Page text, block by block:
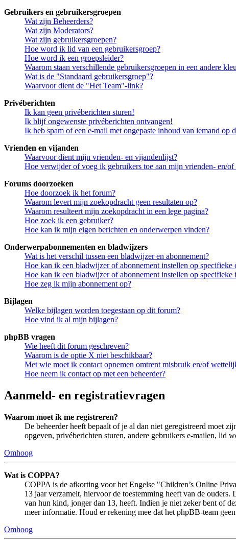
Gebruikers en gebruikersgroepen
Wat zijn Beheerders?
Wat zijn Moderators?
Wat zijn gebruikersgroepen?
Hoe word ik lid van een gebruikersgroep?
Hoe word ik een groepsleider?
Waarom staan verschillende gebruikersgroepen in een andere
Wat is de "Standaard gebruikersgroep"?
Waarvoor dient de "Het Team"-link?
Privéberichten
Ik kan geen privéberichten sturen!
Ik blijf ongewenste privéberichten ontvangen!
Ik heb spam of een e-mail met ongepaste inhoud van iemand op
Vrienden en vijanden
Waarvoor dient mijn vrienden- en vijandenlijst?
Hoe verwijder of voeg ik gebruikers toe aan mijn vrienden- en/
Forums doorzoeken
Hoe doorzoek ik het forum?
Waarom levert mijn zoekopdracht geen resultaten op?
Waarom resulteert mijn zoekopdracht in een lege pagina?
Hoe zoek ik een gebruiker?
Hoe kan ik mijn eigen berichten en onderwerpen vinden?
Onderwerpabonnementen en bladwijzers
Wat is het verschil tussen een bladwijzer en abonnement?
Hoe kan ik een bladwijzer of abonnement instellen op specifieke
Hoe kan ik een bladwijzer of abonnement instellen op specifieke
Hoe zeg ik mijn abonnement op?
Bijlagen
Welke bijlagen worden toegestaan op dit forum?
Hoe vind ik al mijn bijlagen?
phpBB vragen
Wie heeft dit forum geschreven?
Waarom is de optie X niet beschikbaar?
Met wie moet ik contact opnemen omtrent misbruik en/of
Hoe neem ik contact op met een beheerder?
Aanmeld- en registratievragen
Waarom moet ik me registreren?
De beheerder heeft bepaalt of je al dan niet geregistreerd moet
opgeven, privéberichten sturen, andere gebruikers e-mailen, lid
Omhoog
Wat is COPPA?
COPPA is de afkorting voor het Engelse "Children’s Online
13 jaar verzamelt, hiervoor de toestemming heeft van de
van hun kind, jonger dan 13, heeft. Indien je niet zeker bent of
meer informatie. Houd er rekening mee dat het phpBB-team
Omhoog